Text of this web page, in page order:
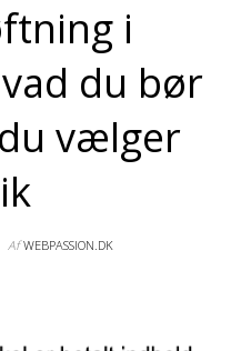
i
du bør
vælger
Af WEBPASSION.DK